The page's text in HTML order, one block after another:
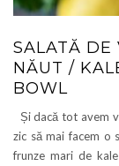
SALATĂ DE
NĂUT /
BOWL
Și dacă tot avem
zic să mai facem o
frunze mari de